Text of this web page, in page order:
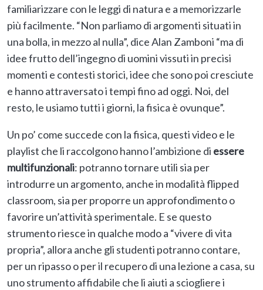
familiarizzare con le leggi di natura e a memorizzarle
più facilmente. “Non parliamo di argomenti situati in
una bolla, in mezzo al nulla”, dice Alan Zamboni “ma di
idee frutto dell’ingegno di uomini vissuti in precisi
momenti e contesti storici, idee che sono poi cresciute
e hanno attraversato i tempi fino ad oggi. Noi, del
resto, le usiamo tutti i giorni, la fisica è ovunque”.
Un po’ come succede con la fisica, questi video e le
playlist che li raccolgono hanno l’ambizione di essere
multifunzionali: potranno tornare utili sia per
introdurre un argomento, anche in modalità flipped
classroom, sia per proporre un approfondimento o
favorire un’attività sperimentale. E se questo
strumento riesce in qualche modo a “vivere di vita
propria”, allora anche gli studenti potranno contare,
per un ripasso o per il recupero di una lezione a casa, su
uno strumento affidabile che li aiuti a sciogliere i